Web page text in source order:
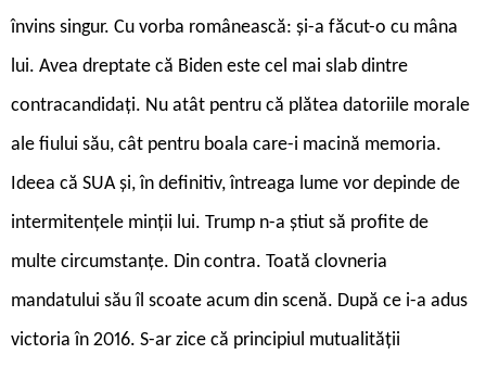
învins singur. Cu vorba românească: și-a făcut-o cu mâna
lui. Avea dreptate că Biden este cel mai slab dintre
contracandidați. Nu atât pentru că plătea datoriile morale
ale fiului său, cât pentru boala care-i macină memoria.
Ideea că SUA și, în definitiv, întreaga lume vor depinde de
intermitențele minții lui. Trump n-a știut să profite de
multe circumstanțe. Din contra. Toată clovneria
mandatului său îl scoate acum din scenă. După ce i-a adus
victoria în 2016. S-ar zice că principiul mutualității